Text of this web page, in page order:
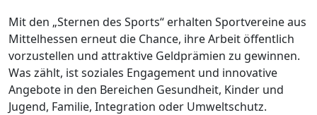
Mit den „Sternen des Sports“ erhalten Sportvereine aus
Mittelhessen erneut die Chance, ihre Arbeit öffentlich
vorzustellen und attraktive Geldprämien zu gewinnen.
Was zählt, ist soziales Engagement und innovative
Angebote in den Bereichen Gesundheit, Kinder und
Jugend, Familie, Integration oder Umweltschutz.